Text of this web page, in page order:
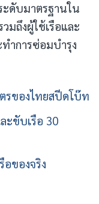
ดับมาตรฐานใน
มถึงผู้ใช้เรือและ
ำการซ่อมบำรุง
รของไทยสปีดโบ๊ท
ะขับเรือ 30
ของจริง